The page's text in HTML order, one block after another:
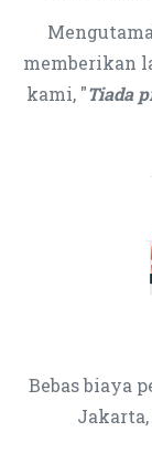
memberikan
kami, "Tiada
Bebas biaya
Jakarta,